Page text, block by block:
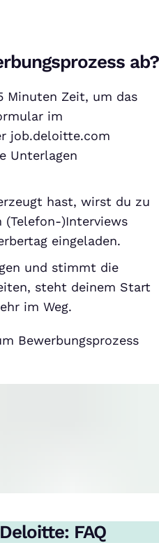
ab?
Minuten Zeit, um das
im
job.deloitte.com
Unterlagen
hast, wirst du zu
(Telefon-)Interviews
eingeladen.
und stimmt die
steht deinem Start
im Weg.
Bewerbungsprozess
FAQ